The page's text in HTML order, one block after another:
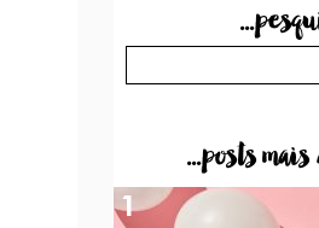
...posts mais
1